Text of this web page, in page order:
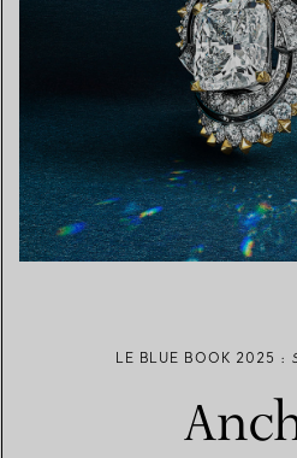
LE BLUE BOOK 2025 :